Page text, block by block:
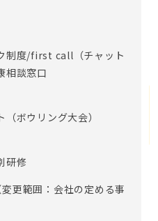
制度/first call（チャット
相談窓口
ボウリング大会）
研修
更範囲：会社の定める事